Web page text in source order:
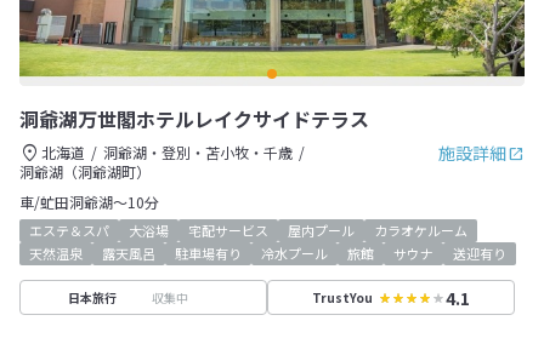
洞爺湖万世閣ホテルレイクサイドテラス
施設詳細
北海道
洞爺湖・登別・苫小牧・千歳
洞爺湖（洞爺湖町）
車/虻田洞爺湖～10分
エステ＆スパ 大浴場 宅配サービス 屋内プール
カラオケルーム
天然温泉
露天風呂 駐車場有り 冷水プール 旅館 サウナ 送迎有り
日本旅行 収集中 TrustYou 4.1